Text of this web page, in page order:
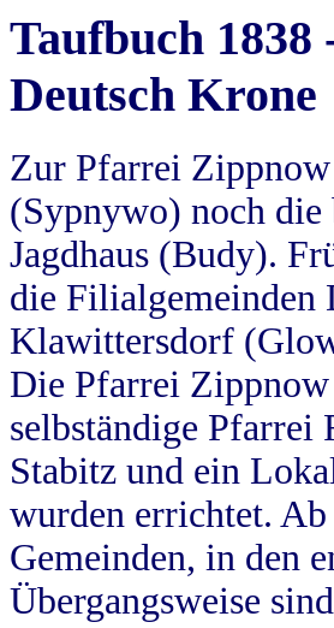
Taufbuch
Deutsch Krone
Zur Pfarrei
(Sypnywo) noch
Jagdhaus (Budy).
die Filialgemeinden
Klawittersdorf
Die Pfarrei Zippnow
selbständige
Stabitz und ein
wurden errichtet.
Gemeinden, in den
Übergangsweise